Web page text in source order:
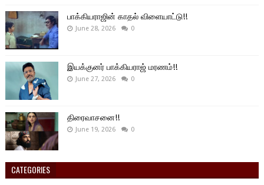
பாக்கியராஜின் காதல் விளையாட்டு!!
June 28, 2026 0
இயக்குனர் பாக்கியராஜ் மரணம்!!
June 27, 2026 0
திரைவாசனை!!
June 19, 2026 0
CATEGORIES